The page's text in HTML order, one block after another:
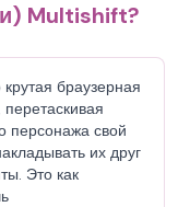
Multishift?
браузерная
персонажа свой
их друг
Это как